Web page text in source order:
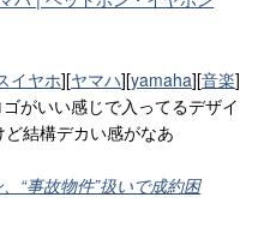
イヤホ][ヤマハ][yamaha][音楽]
がいい感じで入ってるデザイ
結構デカい感がなあ
“事故物件”扱いで成約困